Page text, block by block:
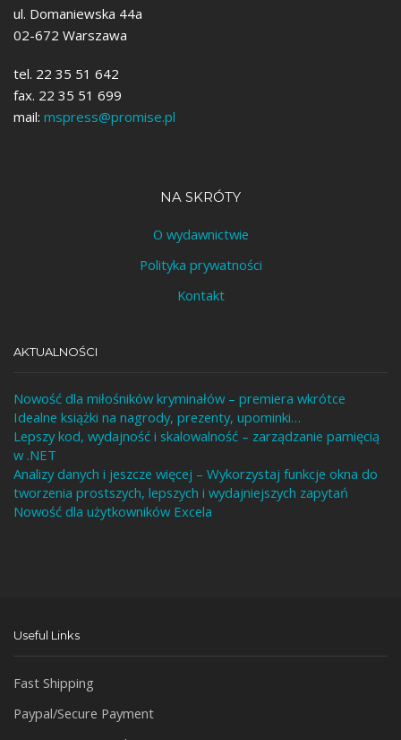
ul. Domaniewska 44a
02-672 Warszawa
tel. 22 35 51 642
fax. 22 35 51 699
mail: mspress@promise.pl
NA SKRÓTY
O wydawnictwie
Polityka prywatności
Kontakt
AKTUALNOŚCI
Nowość dla miłośników kryminałów – premiera wkrótce
Idealne książki na nagrody, prezenty, upominki…
Lepszy kod, wydajność i skalowalność – zarządzanie pamięcią
w .NET
Analizy danych i jeszcze więcej – Wykorzystaj funkcje okna do
tworzenia prostszych, lepszych i wydajniejszych zapytań
Nowość dla użytkowników Excela
Useful Links
Fast Shipping
Paypal/Secure Payment